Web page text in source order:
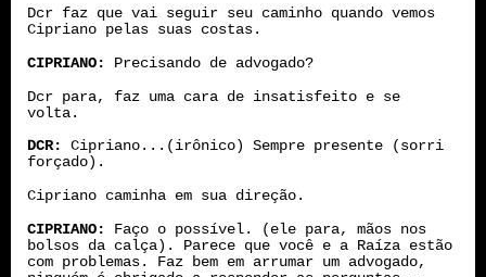
Dcr faz que vai seguir seu caminho quando vemos
Cipriano pelas suas costas.
CIPRIANO:
Precisando de advogado?
Dcr para, faz uma cara de insatisfeito e se
volta.
DCR:
Cipriano...(irônico) Sempre presente (sorri
forçado).
Cipriano caminha em sua direção.
CIPRIANO: Faço o possível.
(ele para, mãos nos
bolsos da calça). Parece que você e a Raíza estão
com problemas. Faz bem em arrumar um advogado,